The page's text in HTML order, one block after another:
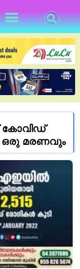
കോവിഡ്
ഒരു മരണവും